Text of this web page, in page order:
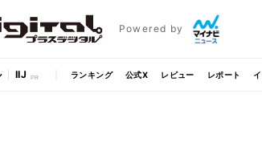
Powered by
IIJ ランキング 公式X レビュー レポート